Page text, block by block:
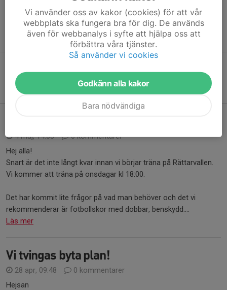
Anmälan gör man via Nyköpings BIS hemsida under fliken
breddfotboll.
Anmälan
Smålirarna 2020
4 maj, 14:08
0 kommentarer
Hej alla!
Snart är det inte långt kvar innan vi börjar träna på Rättarvallen.
Vi kommer att träna på onsdagar kl 18:00.
Det har kommit lite frågor på vad man behöver och det vi
rekommenderar är fotbollskor med dobbar, benskydd....
Läs mer
Vi tvingas byta plan!
28 apr, 09:48
0 kommentarer
Hejsan
Vi använder oss av kakor (cookies) för att vår
webbplats ska fungera bra för dig. De används
även för webbanalys i syfte att hjälpa oss att
förbättra våra tjänster.
Så använder vi cookies
Godkänn alla kakor
Bara nödvändiga